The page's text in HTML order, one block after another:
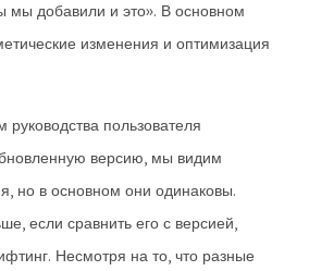
мы добавили и это». В основном
изменения и оптимизация
пользователя
версию, мы видим
но в основном они одинаковы.
если сравнить его с версией,
Несмотря на то, что разные